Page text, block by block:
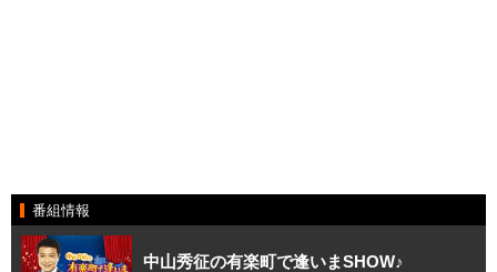
番組情報
中山秀征の有楽町で逢いまSHOW♪